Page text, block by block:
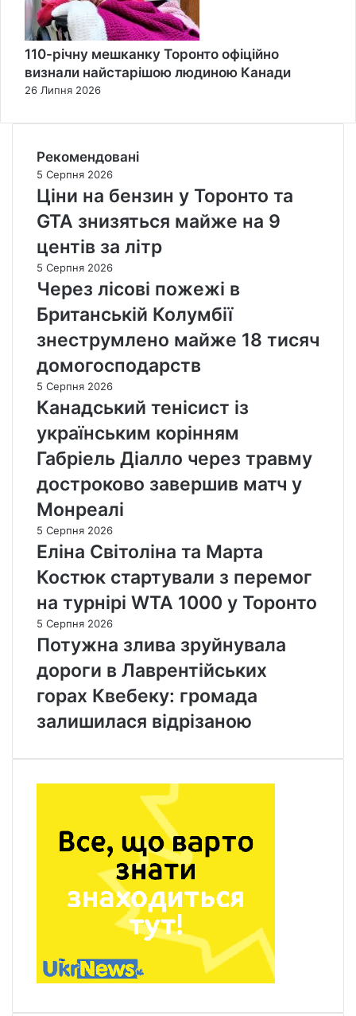
110-річну мешканку Торонто офіційно
визнали найстарішою людиною Канади
26 Липня 2026
Рекомендовані
5 Серпня 2026
Ціни на бензин у Торонто та
GTA знизяться майже на 9
центів за літр
5 Серпня 2026
Через лісові пожежі в
Британській Колумбії
знеструмлено майже 18 тисяч
домогосподарств
5 Серпня 2026
Канадський тенісист із
українським корінням
Габріель Діалло через травму
достроково завершив матч у
Монреалі
5 Серпня 2026
Еліна Світоліна та Марта
Костюк стартували з перемог
на турнірі WTA 1000 у Торонто
5 Серпня 2026
Потужна злива зруйнувала
дороги в Лаврентійських
горах Квебеку: громада
залишилася відрізаною